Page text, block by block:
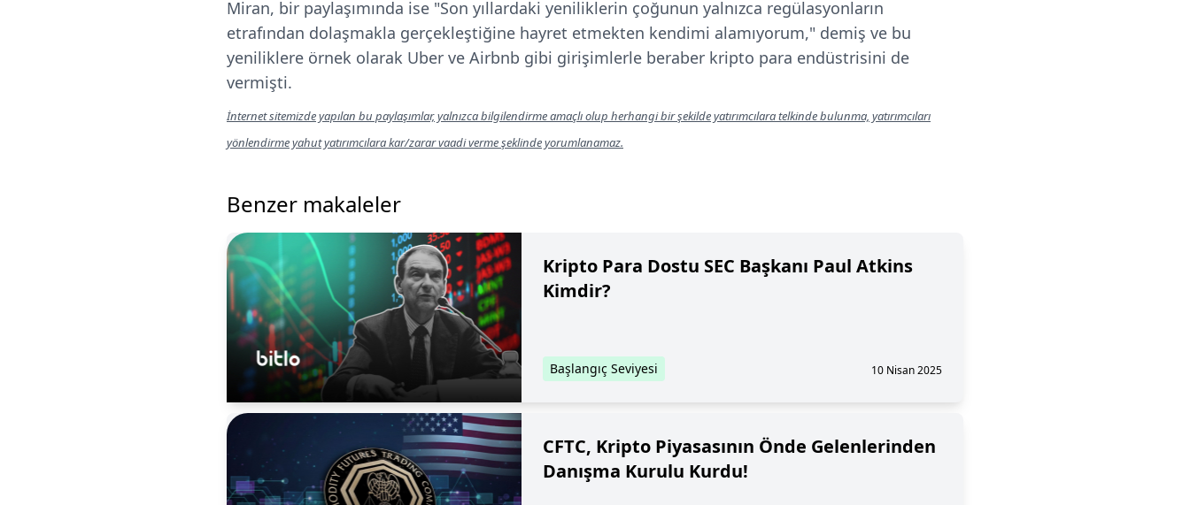
Miran, bir paylaşımında ise "Son yıllardaki yeniliklerin çoğunun yalnızca regülasyonların
etrafından dolaşmakla gerçekleştiğine hayret etmekten kendimi alamıyorum," demiş ve bu
yeniliklere örnek olarak Uber ve Airbnb gibi girişimlerle beraber kripto para endüstrisini de
vermişti.
İnternet sitemizde yapılan bu paylaşımlar, yalnızca bilgilendirme amaçlı olup herhangi bir şekilde yatırımcılara telkinde bulunma, yatırımcıları
yönlendirme yahut yatırımcılara kar/zarar vaadi verme şeklinde yorumlanamaz.
Benzer makaleler
Kripto Para Dostu SEC Başkanı Paul Atkins
Kimdir?
Başlangıç Seviyesi 10 Nisan 2025
CFTC, Kripto Piyasasının Önde Gelenlerinden
Danışma Kurulu Kurdu!